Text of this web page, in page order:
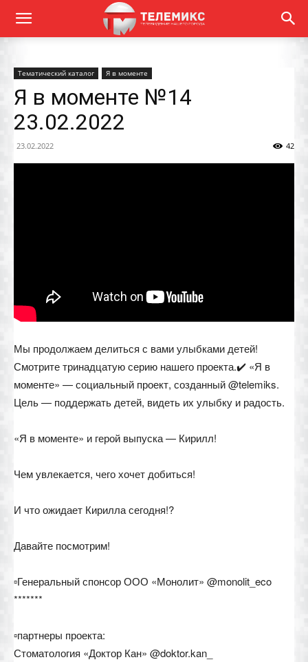
Тематический каталог Я в моменте
Я в моменте №14
23.02.2022
23.02.2022 42
Мы продолжаем делиться с вами улыбками детей!
Смотрите тринадцатую серию нашего проекта.✔️ «Я в
моменте» — социальный проект, созданный @telemiks.
Цель — поддержать детей, видеть их улыбку и радость.
«Я в моменте» и герой выпуска — Кирилл!
Чем увлекается, чего хочет добиться!
И что ожидает Кирилла сегодня!?
Давайте посмотрим!
▫️Генеральный спонсор ООО «Монолит» @monolit_eco
*******
▫️партнеры проекта:
Стоматология «Доктор Кан» @doktor.kan_